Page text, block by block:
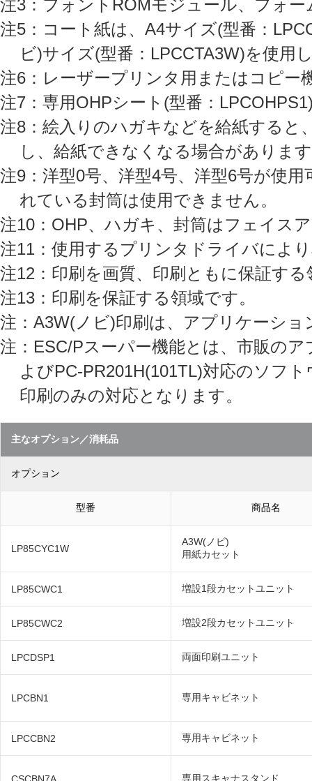
注3：フォントROMモジュール、フォ
注5：コート紙は、A4サイズ(型番：
ビ)サイズ(型番：LPCCTA3W)を使用
注6：レーザープリンタ用またはコピー
注7：専用OHPシート(型番：
注8：絵入りのハガキなどを給紙すると
し、給紙できなくなる場合がありま
注9：洋型0号、洋型4号、洋型6号が使
れている封筒は使用できません。
注10：OHP、ハガキ、封筒はフェイス
注11：使用するプリンタドライバによ
注12：印刷を画質、印刷ともに保証する
注13：印刷を保証する領域です。
注：A3W(ノビ)印刷は、アプリケーシ
注：ESC/Pスーパー機能とは、市販の
よびPC-PR201H(101TL)対応のソフ
印刷のみの対応となります。
主なオプション／消耗品
オプション
型番 商品名
LP85CYC1W
A3W(ノビ)
用紙カセット
LP85CWC1 増設1段カセットユニット
LP85CWC2 増設2段カセットユニット
LPCDSP1 両面印刷ユニット
LPCBN1 専用キャビネット
LPCCBN2 専用キャビネット
専用スキャナスタンド